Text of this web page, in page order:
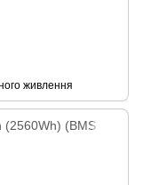
живлення